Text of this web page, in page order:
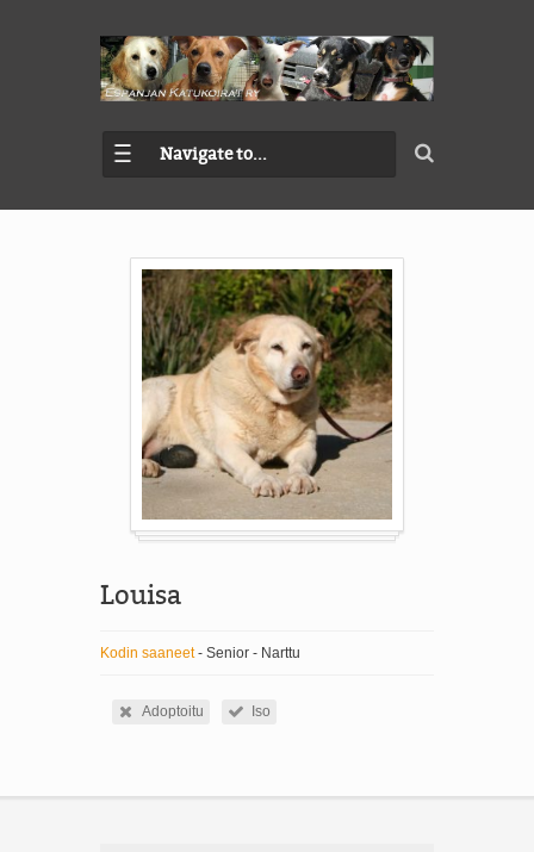
Navigate to...
Louisa
Kodin saaneet- Senior - Narttu
Adoptoitu Iso